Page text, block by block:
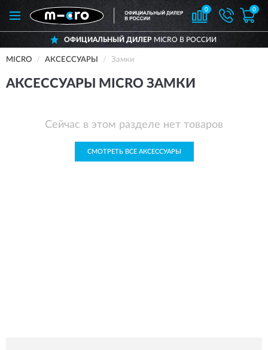
0 0
ОФИЦИАЛЬНЫЙ ДИЛЕР MICRO В РОССИИ
MICRO АКСЕССУАРЫ Замки
АКСЕССУАРЫ MICRO ЗАМКИ
Сейчас в этом разделе нет товаров
СМОТРЕТЬ ВСЕ АКСЕССУАРЫ